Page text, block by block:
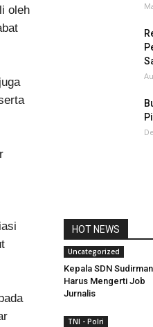
oleh
HOT NEWS
Uncategorized
Kepala SDN
Harus Mengerti Job
Jurnalis
TNI - Polri